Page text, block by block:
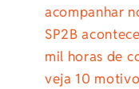
acompanhar
SP2B
mil horas de
veja 10